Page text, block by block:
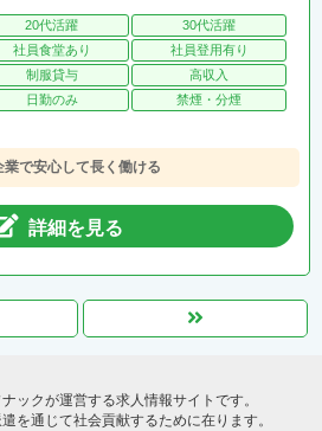
20代活躍
30代活躍
社員食堂あり
社員登用有り
制服貸与
高収入
日勤のみ
禁煙・分煙
で安心して長く働ける
詳細を見る
ックが運営する求人情報サイトです。
を通じて社会貢献するために在ります。